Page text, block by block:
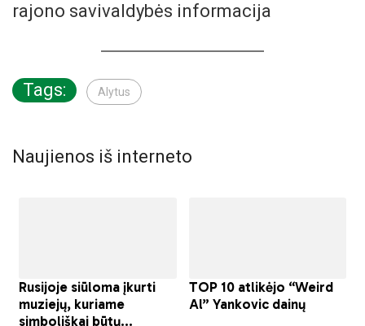
rajono savivaldybės informacija
Tags: Alytus
Naujienos iš interneto